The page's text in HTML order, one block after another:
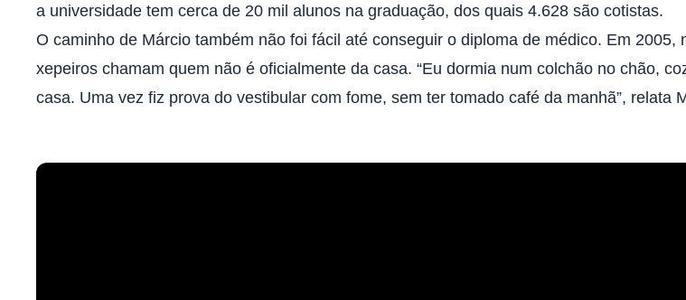
a universidade tem cerca de 20 mil alunos na graduação, dos quais 4.628 são cotistas.
O caminho de Márcio também não foi fácil até conseguir o diploma de médico. Em
xepeiros chamam quem não é oficialmente da casa. “Eu dormia num colchão no chão,
casa. Uma vez fiz prova do vestibular com fome, sem ter tomado café da manhã”, relata